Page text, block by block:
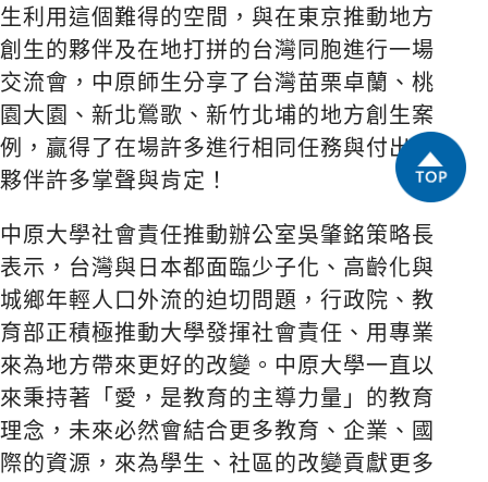
生利用這個難得的空間，與在東京推動地方
創生的夥伴及在地打拼的台灣同胞進行一場
交流會，中原師生分享了台灣苗栗卓蘭、桃
園大園、新北鶯歌、新竹北埔的地方創生案
例，贏得了在場許多進行相同任務與付出的
夥伴許多掌聲與肯定！
中原大學社會責任推動辦公室吳肇銘策略長
表示，台灣與日本都面臨少子化、高齡化與
城鄉年輕人口外流的迫切問題，行政院、教
育部正積極推動大學發揮社會責任、用專業
來為地方帶來更好的改變。中原大學一直以
來秉持著「愛，是教育的主導力量」的教育
理念，未來必然會結合更多教育、企業、國
際的資源，來為學生、社區的改變貢獻更多